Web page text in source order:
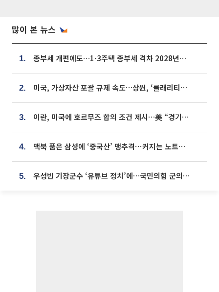
많이 본 뉴스
1. 종부세 개편에도…1·3주택 종부세 격차 2028년부터 확대
2. 미국, 가상자산 포괄 규제 속도…상원, ‘클래리티법’ 9월 절차투표 추진
3. 이란, 미국에 호르무즈 합의 조건 제시…美 “경기 아직 안 끝나” [종합]
4. 맥북 품은 삼성에 ‘중국산’ 맹추격⋯커지는 노트북 OLED 시장
5. 우성빈 기장군수 ‘유튜브 정치’에…국민의힘 군의원들 집단 반발